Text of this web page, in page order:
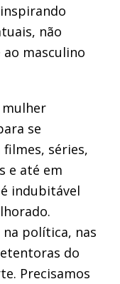
não
masculino
se
filmes, séries,
e até em
indubitável
na política, nas
do
Precisamos